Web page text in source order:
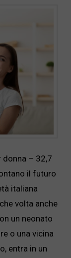
– 32,7
il futuro
italiana
volta anche
un neonato
o una vicina
entra in un